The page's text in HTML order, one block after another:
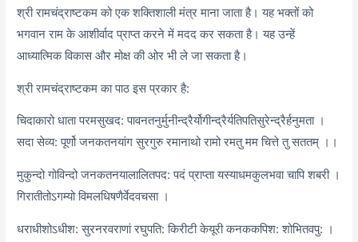
श्री रामचंद्राष्टकम को एक शक्तिशाली मंत्र माना जाता है। यह भक्तों को
भगवान राम के आशीर्वाद प्राप्त करने में मदद कर सकता है। यह उन्हें
आध्यात्मिक विकास और मोक्ष की ओर भी ले जा सकता है।
श्री रामचंद्राष्टकम का पाठ इस प्रकार है:
चिदाकारो धाता परमसुखद: पावनतनुर्मुनीन्द्रैर्योगीन्द्रैर्यतिपतिसुरेन्द्रैर्हनुमता ।
सदा सेव्य: पूर्णो जनकतनयांग सुरगुरु रमानाथो रामो रमतु मम चित्ते तु सततम् ।।
मुकुन्दो गोविन्दो जनकतनयालालितपद: पदं प्राप्ता यस्याधमकुलभवा चापि शबरी ।
गिरातीतोऽगम्यो विमलधिषणैर्वेदवचसा ।
धराधीशोऽधीश: सुरनरवराणां रघुपति: किरीटी केयूरी कनककपिश: शोभितवपु: ।